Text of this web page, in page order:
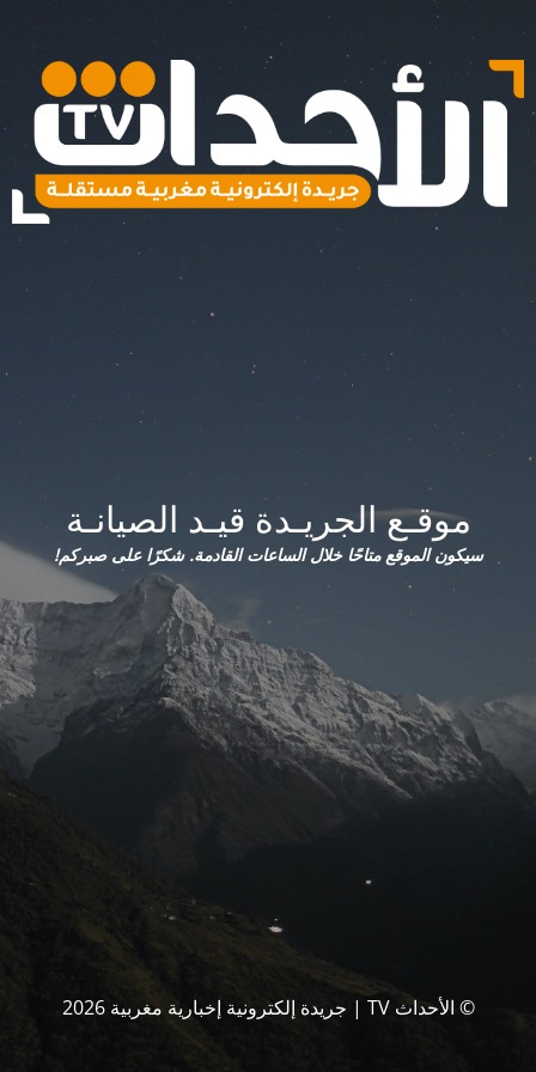
موقـع الجريـدة قيـد الصيانـة
سيكون الموقع متاحًا خلال الساعات القادمة. شكرًا على صبركم!
© الأحداث TV | جريدة إلكترونية إخبارية مغربية 2026